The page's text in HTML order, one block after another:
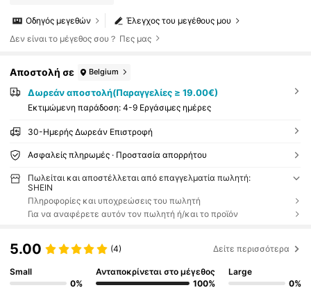
Έλεγχος του μεγέθους μου
Οδηγός μεγεθών
Δεν είναι το μέγεθος σου？ Πες μας
Αποστολή σε Belgium
Δωρεάν αποστολή(Παραγγελίες ≥ 19.00€)
Εκτιμώμενη παράδοση: 4-9 Εργάσιμες ημέρες
30-Ημερής Δωρεάν Επιστροφή
Ασφαλείς πληρωμές · Προστασία απορρήτου
Πωλείται και αποστέλλεται από επαγγελματία πωλητή:
SHEIN
Πληροφορίες και υποχρεώσεις του πωλητή
Για να αναφέρετε αυτόν τον πωλητή ή/και το προϊόν
5.00 (4) Δείτε περισσότερα
Small
0%
Ανταποκρίνεται στο μέγεθος
100%
Large
0%